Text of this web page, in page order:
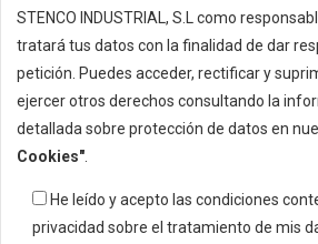
STENCO INDUSTRIAL, S.L como
tratará tus datos con la finalidad de dar
petición. Puedes acceder, rectificar y
ejercer otros derechos consultando la
detallada sobre protección de datos en
Cookies"
He leído y acepto las condiciones
privacidad sobre el tratamiento de mis